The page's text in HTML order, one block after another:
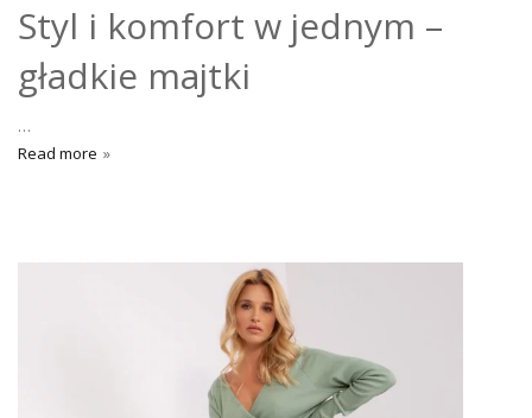
Styl i komfort w jednym –
gładkie majtki
…
Read more